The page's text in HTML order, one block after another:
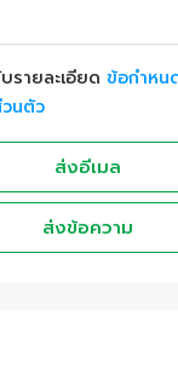
รายละเอียด ข้อกำหน
นตัว
ส่งอีเมล
ส่งข้อความ